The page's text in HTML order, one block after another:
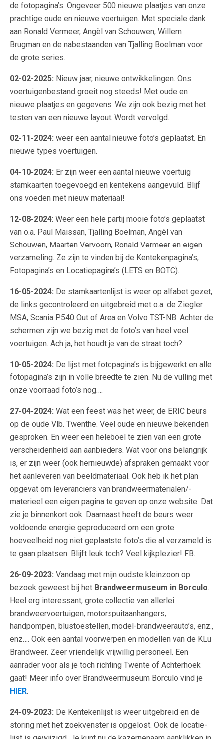
de fotopagina’s. Ongeveer 500 nieuwe plaatjes van onze
prachtige oude en nieuwe voertuigen. Met speciale dank
aan Ronald Vermeer, Angèl van Schouwen, Willem
Brugman en de nabestaanden van Tjalling Boelman voor
de grote series.
02-02-2025: Nieuw jaar, nieuwe ontwikkelingen. Ons
voertuigenbestand groeit nog steeds! Met oude en
nieuwe plaatjes en gegevens. We zijn ook bezig met het
testen van een nieuwe layout. Wordt vervolgd.
02-11-2024: weer een aantal nieuwe foto’s geplaatst. En
nieuwe types voertuigen.
04-10-2024: Er zijn weer een aantal nieuwe voertuig
stamkaarten toegevoegd en kentekens aangevuld. Blijf
ons voeden met nieuw materiaal!
12-08-2024: Weer een hele partij mooie foto’s geplaatst
van o.a. Paul Maissan, Tjalling Boelman, Angèl van
Schouwen, Maarten Vervoorn, Ronald Vermeer en eigen
verzameling. Ze zijn te vinden bij de Kentekenpagina’s,
Fotopagina’s en Locatiepagina’s (LETS en BOTC).
16-05-2024: De stamkaartenlijst is weer op alfabet gezet,
de links gecontroleerd en uitgebreid met o.a. de Ziegler
MSA, Scania P540 Out of Area en Volvo TST-NB. Achter de
schermen zijn we bezig met de foto’s van heel veel
voertuigen. Ach ja, het houdt je van de straat toch?
10-05-2024: De lijst met fotopagina’s is bijgewerkt en alle
fotopagina’s zijn in volle breedte te zien. Nu de vulling met
onze voorraad foto’s nog….
27-04-2024: Wat een feest was het weer, de ERIC beurs
op de oude Vlb. Twenthe. Veel oude en nieuwe bekenden
gesproken. En weer een heleboel te zien van een grote
verscheidenheid aan aanbieders. Wat voor ons belangrijk
is, er zijn weer (ook hernieuwde) afspraken gemaakt voor
het aanleveren van beeldmateriaal. Ook heb ik het plan
opgevat om leveranciers van brandweermaterialen/-
materieel een eigen pagina te geven op onze website. Dat
zie je binnenkort ook. Daarnaast heeft de beurs weer
voldoende energie geproduceerd om een grote
hoeveelheid nog niet geplaatste foto’s die al verzameld is
te gaan plaatsen. Blijft leuk toch? Veel kijkplezier! FB.
26-09-2023: Vandaag met mijn oudste kleinzoon op
bezoek geweest bij het Brandweermuseum in Borculo.
Heel erg interessant, grote collectie van allerlei
brandweervoertuigen, motorspuitaanhangers,
handpompen, blustoestellen, model-brandweerauto’s, enz.,
enz…. Ook een aantal voorwerpen en modellen van de KLu
Brandweer. Zeer vriendelijk vrijwillig personeel. Een
aanrader voor als je toch richting Twente of Achterhoek
gaat! Meer info over Brandweermuseum Borculo vind je
HIER.
24-09-2023: De Kentekenlijst is weer uitgebreid en de
storing met het zoekvenster is opgelost. Ook de locatie-